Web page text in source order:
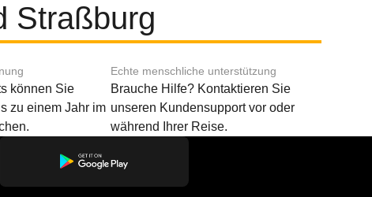
Straßburg
können Sie
zu einem Jahr im
Echte menschliche unterstützung
Brauche Hilfe? Kontaktieren Sie
unseren Kundensupport vor oder
während Ihrer Reise.